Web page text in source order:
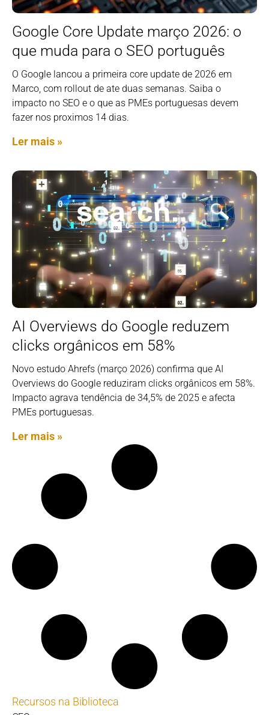
Google Core Update março 2026: o
que muda para o SEO português
O Google lancou a primeira core update de 2026 em
Marco, com rollout de ate duas semanas. Saiba o
impacto no SEO e o que as PMEs portuguesas devem
fazer nos proximos 14 dias.
Ler mais »
AI Overviews do Google reduzem
clicks orgânicos em 58%
Novo estudo Ahrefs (março 2026) confirma que AI
Overviews do Google reduziram clicks orgânicos em 58%.
Impacto agrava tendência de 34,5% de 2025 e afecta
PMEs portuguesas.
Ler mais »
Recursos na Biblioteca